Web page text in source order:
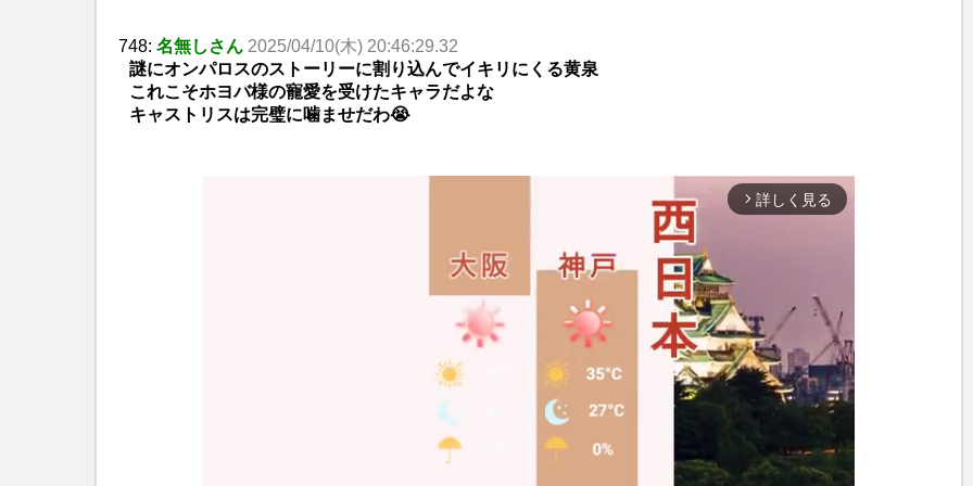
748: 名無しさん 2025/04/10(木) 20:46:29.32
謎にオンパロスのストーリーに割り込んでイキリにくる黄泉
これこそホヨバ様の寵愛を受けたキャラだよな
キャストリスは完璧に噛ませだわ😭
arrow_forward_ios 詳しく見る